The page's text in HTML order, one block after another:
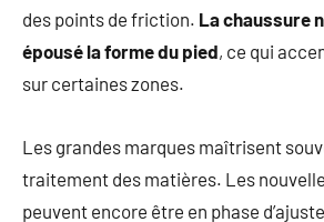
des points de friction. La chaussure
épousé la forme du pied, ce qui
sur certaines zones.
Les grandes marques maîtrisent
traitement des matières. Les
peuvent encore être en phase